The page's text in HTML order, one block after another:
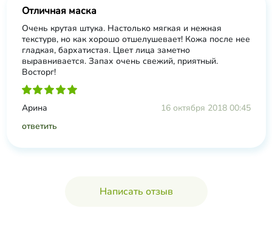
Отличная маска
Очень крутая штука. Настолько мягкая и нежная
текстурв, но как хорошо отшелушевает! Кожа после нее
гладкая, бархатистая. Цвет лица заметно
выравнивается. Запах очень свежий, приятный.
Восторг!
Арина
16 октября 2018 00:45
ответить
Написать отзыв